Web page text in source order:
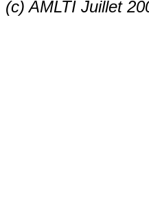
(c) AMLTI Juillet